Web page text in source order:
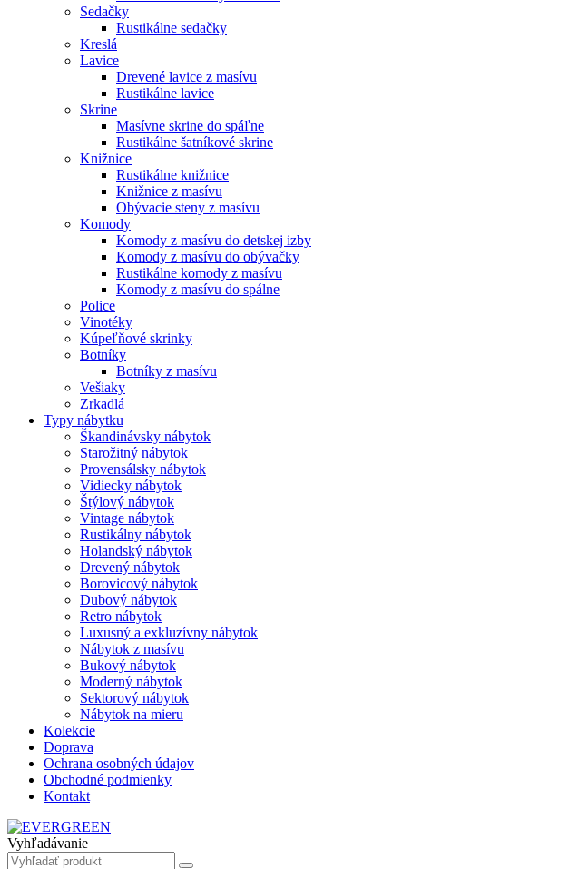
Sedačky
Rustikálne sedačky
Kreslá
Lavice
Drevené lavice z masívu
Rustikálne lavice
Skrine
Masívne skrine do spáľne
Rustikálne šatníkové skrine
Knižnice
Rustikálne knižnice
Knižnice z masívu
Obývacie steny z masívu
Komody
Komody z masívu do detskej izby
Komody z masívu do obývačky
Rustikálne komody z masívu
Komody z masívu do spálne
Police
Vinotéky
Kúpeľňové skrinky
Botníky
Botníky z masívu
Vešiaky
Zrkadlá
Typy nábytku
Škandinávsky nábytok
Starožitný nábytok
Provensálsky nábytok
Vidiecky nábytok
Štýlový nábytok
Vintage nábytok
Rustikálny nábytok
Holandský nábytok
Drevený nábytok
Borovicový nábytok
Dubový nábytok
Retro nábytok
Luxusný a exkluzívny nábytok
Nábytok z masívu
Bukový nábytok
Moderný nábytok
Sektorový nábytok
Nábytok na mieru
Kolekcie
Doprava
Ochrana osobných údajov
Obchodné podmienky
Kontakt
Vyhľadávanie